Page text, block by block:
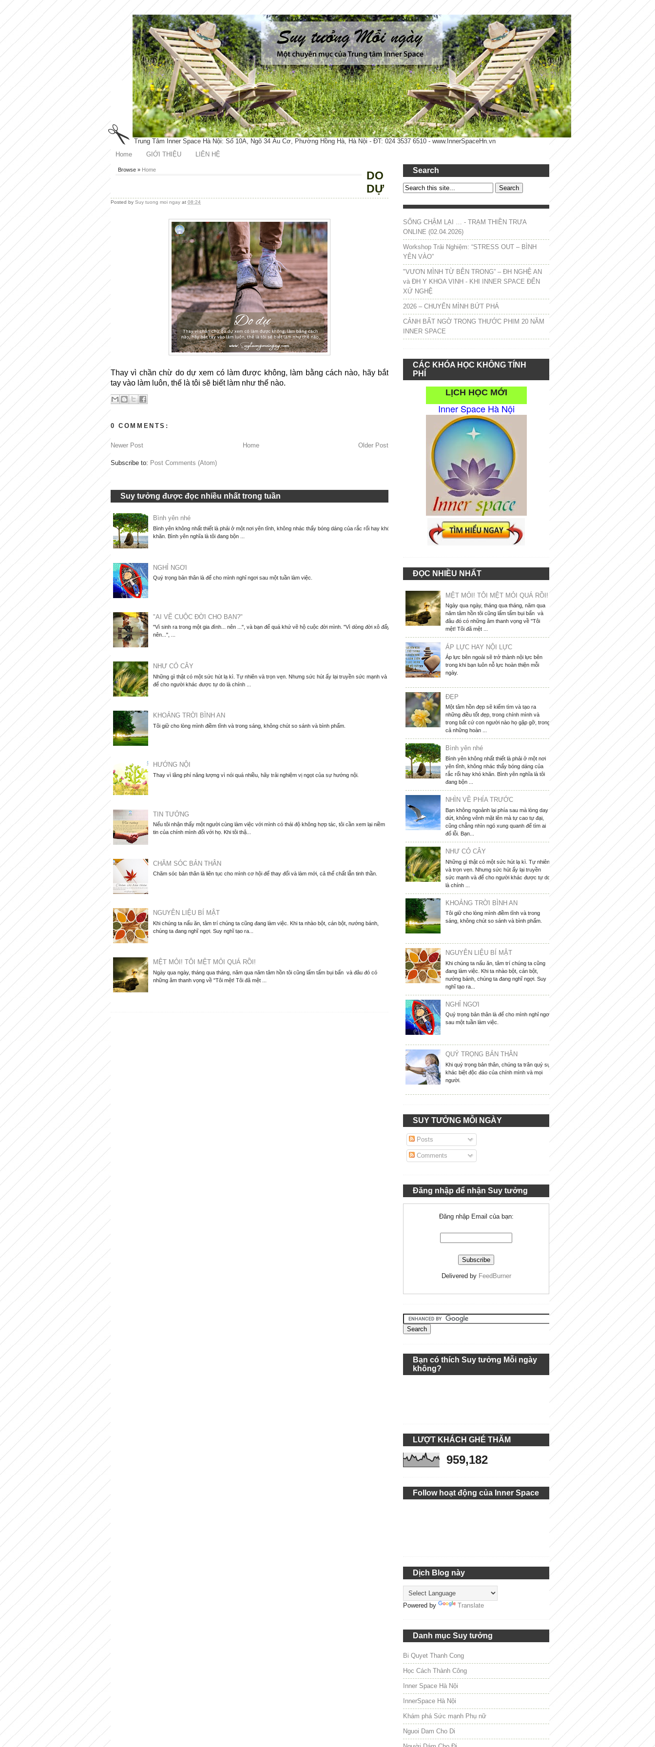
Trung Tâm Inner Space Hà Nội: Số 10A, Ngõ 34 Âu Cơ, Phường Hồng Hà, Hà Nội - ĐT: 024 3537 6510 - www.InnerSpaceHn.vn
Home
GIỚI THIỆU LIÊN HỆ
Browse » Home
DO
DỰ
Posted by Suy tuong moi ngay at 08:24
Thay vì chần chừ do dựxem có làmđược không, làm bằng cách nào, hãy bắt
tay vào làm luôn, thế là tôi sẽ biết làm như thế nào.
0 COMMENTS:
Newer Post Older Post
Home
Subscribe to: Post Comments (Atom)
Suy tưởng được đọc nhiều nhất trong tuần
Bình yên nhé
Bình yên không nhất thiết là phải ở một nơi yên tĩnh, không nhác thấy bóng dáng của rắc rối hay khó
khăn. Bình yên nghĩa là tôi đang bộn ...
NGHỈ NGƠI
Quý trọng bản thân là để cho mình nghỉ ngơi sau một tuần làm việc.
"AI VẼ CUỘC ĐỜI CHO BẠN?"
"Vì sinh ra trong một gia đình... nên ...", và bạn để quá khứ vẽ hộ cuộc đời mình. "Vì dòng đời xô đẩy
nên...", ...
NHƯ CỎ CÂY
Những gì thật có một sức hút lạ kì. Tự nhiên và trọn vẹn. Nhưng sức hút ấy lại truyền sức mạnh và
để cho người khác được tự do là chính ...
KHOẢNG TRỜI BÌNH AN
Tôi giữ cho lòng mình điềm tĩnh và trong sáng, không chút so sánh và bình phẩm.
HƯỚNG NỘI
Thay vì lãng phí năng lượng vì nói quá nhiều, hãy trải nghiệm vị ngọt của sự hướng nội.
TIN TƯỞNG
Nếu tôi nhận thấy một người cùng làm việc với mình có thái độ không hợp tác, tôi cần xem lại niềm
tin của chính mình đối với họ. Khi tôi thậ...
CHĂM SÓC BẢN THÂN
Chăm sóc bản thân là liên tục cho mình cơ hội để thay đổi và làm mới, cả thể chất lẫn tinh thần.
NGUYÊN LIỆU BÍ MẬT
Khi chúng ta nấu ăn, tâm trí chúng ta cũng đang làm việc. Khi ta nhào bột, cán bột, nướng bánh,
chúng ta đang nghĩ ngợi. Suy nghĩ tạo ra...
MỆT MỎI! TÔI MỆT MỎI QUÁ RỒI!
Ngày qua ngày, tháng qua tháng, năm qua năm tâm hồn tôi cũng lấm tấm bụi bẩn và đâu đó có
những âm thanh vọng về "Tôi mệt! Tôi đã mệt ...
Search
SỐNG CHẬM LẠI … - TRẠM THIỀN TRƯA
ONLINE (02.04.2026)
Workshop Trải Nghiệm: “STRESS OUT – BÌNH
YÊN VÀO”
"VƯƠN MÌNH TỪ BÊN TRONG” – ĐH NGHỆ AN
và ĐH Y KHOA VINH - KHI INNER SPACE ĐẾN
XỨ NGHỆ
2026 – CHUYỂN MÌNH BỨT PHÁ
CẢNH BẤT NGỜ TRONG THƯỚC PHIM 20 NĂM
INNER SPACE
CÁC KHÓA HỌC KHÔNG TÍNH
PHÍ
LỊCH HỌC MỚI
Inner Space Hà Nội
ĐỌC NHIỀU NHẤT
MỆT MỎI! TÔI MỆT MỎI QUÁ RỒI!
Ngày qua ngày, tháng qua tháng, năm qua
năm tâm hồn tôi cũng lấm tấm bụi bẩn và
đâu đó có những âm thanh vọng về "Tôi
mệt! Tôi đã mệt ...
ÁP LỰC HAY NỘI LỰC
Áp lực bên ngoài sẽ trở thành nội lực bên
trong khi bạn luôn nỗ lực hoàn thiện mỗi
ngày.
ĐẸP
Một tâm hồn đẹp sẽ kiếm tìm và tạo ra
những điều tốt đẹp, trong chính mình và
trong bất cứ con người nào họ gặp gỡ, trong
cả những hoàn ...
Bình yên nhé
Bình yên không nhất thiết là phải ở một nơi
yên tĩnh, không nhác thấy bóng dáng của
rắc rối hay khó khăn. Bình yên nghĩa là tôi
đang bộn ...
NHÌN VỀ PHÍA TRƯỚC
Bạn không ngoảnh lại phía sau mà lòng day
dứt, không vênh mặt lên mà tự cao tự đại,
cũng chẳng nhìn ngó xung quanh để tìm ai
đổ lỗi. Bạn...
NHƯ CỎ CÂY
Những gì thật có một sức hút lạ kì. Tự nhiên
và trọn vẹn. Nhưng sức hút ấy lại truyền
sức mạnh và để cho người khác được tự do
là chính ...
KHOẢNG TRỜI BÌNH AN
Tôi giữ cho lòng mình điềm tĩnh và trong
sáng, không chút so sánh và bình phẩm.
NGUYÊN LIỆU BÍ MẬT
Khi chúng ta nấu ăn, tâm trí chúng ta cũng
đang làm việc. Khi ta nhào bột, cán bột,
nướng bánh, chúng ta đang nghĩ ngợi. Suy
nghĩ tạo ra...
NGHỈ NGƠI
Quý trọng bản thân là để cho mình nghỉ ngơi
sau một tuần làm việc.
QUÝ TRỌNG BẢN THÂN
Khi quý trọng bản thân, chúng ta trân quý sự
khác biệt độc đáo của chính mình và mọi
người.
SUY TƯỞNG MỖI NGÀY
Posts
Comments
Đăng nhập để nhận Suy tưởng
Đăng nhập Email của bạn:
Delivered by FeedBurner
Bạn có thích Suy tưởng Mỗi ngày
không?
LƯỢT KHÁCH GHÉ THĂM
959,182
Follow hoạt động của Inner Space
Dịch Blog này
Powered by Translate
Danh mục Suy tưởng
Bi Quyet Thanh Cong
Học Cách Thành Công
Inner Space Hà Nội
InnerSpace Hà Nội
Khám phá Sức mạnh Phụ nữ
Nguoi Dam Cho Di